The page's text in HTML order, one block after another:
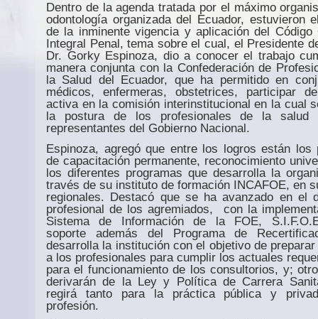
Dentro de la agenda tratada por el máximo
odontología organizada del Ecuador, estuvieron
de la inminente vigencia y aplicación del Código
Integral Penal, tema sobre el cual, el Presidente
Dr. Gorky Espinoza, dio a conocer el trabajo
manera conjunta con la Confederación de
la Salud del Ecuador, que ha permitido en
médicos, enfermeras, obstetrices, participar
activa en la comisión interinstitucional en la cual
la postura de los profesionales de la salud
representantes del Gobierno Nacional.
Espinoza, agregó que entre los logros están los
de capacitación permanente, reconocimiento
los diferentes programas que desarrolla la
través de su instituto de formación INCAFOE, en
regionales. Destacó que se ha avanzado en el
profesional de los agremiados,
con la
Sistema de Información de la FOE,
soporte además del Programa de
desarrolla la institución con el objetivo de
a los profesionales para cumplir los actuales
para el funcionamiento de los consultorios, y;
derivarán de la Ley y Política de Carrera
regirá tanto para la práctica pública y
profesión.